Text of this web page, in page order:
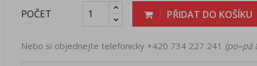
POČET PŘIDAT DO KOŠÍKU
Nebo si objednejte telefonicky +420 734 227 241 (po–pá